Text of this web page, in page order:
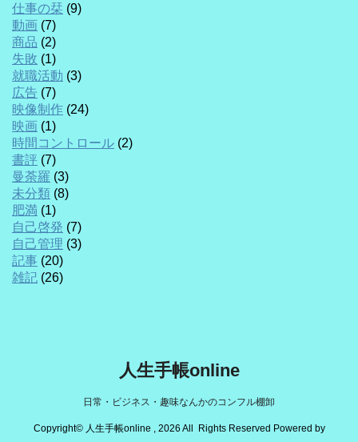
仕事の栞 (9)
動画 (7)
商品 (2)
失敗 (1)
就職活動 (3)
広告 (7)
映像制作 (24)
映画 (1)
時間コントロール (2)
書評 (7)
曼荼羅 (3)
未分類 (8)
肥満 (1)
自己啓発 (7)
自己管理 (3)
記事 (20)
雑記 (26)
人生手帳online
日常・ビジネス・趣味なんかのコンフル棚卸
Copyright© 人生手帳online , 2026 All Rights Reserved Powered by